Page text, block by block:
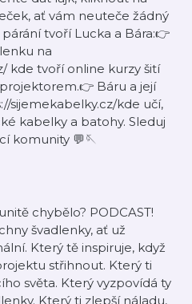
ať vám neuteče žádný
párání tvoří Lucka a Bára:👉
na
kde tvoří online kurzy šití
Báru a její
sijemekabelky.cz/kde učí,
kabelky a batohy. Sleduj
komunity 💬🪡
chybělo? PODCAST!
švadlenky, ať už
Který tě inspiruje, když
střihnout. Který ti
světa. Který vyzpovídá ty
Který ti zlepší náladu,